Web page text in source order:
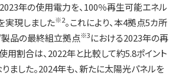
年の使用電力を、100％再生可能エネル
実現しました※2。これにより、本4拠点5カ所
製品の最終組立拠点※3における2023年の再
用割合は、2022年と比較して約5.8ポイント
ました。2024年も、新たに太陽光パネルを